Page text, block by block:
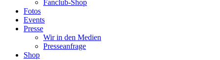
Fanclub-Shop
Fotos
Events
Presse
Wir in den Medien
Presseanfrage
Shop